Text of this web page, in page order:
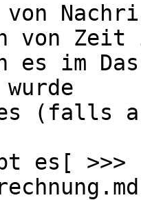
von
es im
(falls
es[